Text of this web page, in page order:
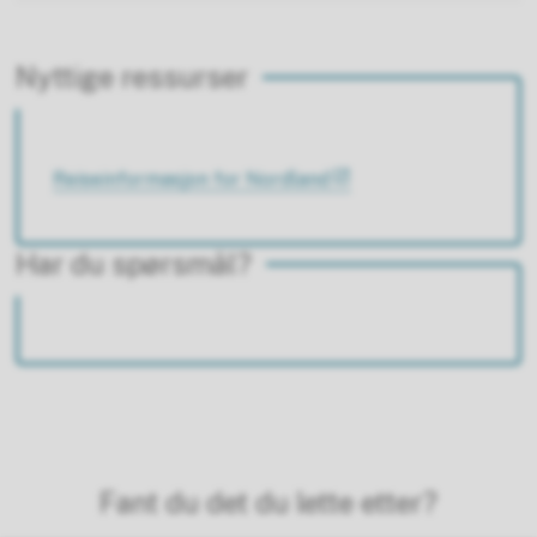
Nyttige ressurser
Reiseinformasjon for Nordland
Har du spørsmål?
Fant du det du lette etter?